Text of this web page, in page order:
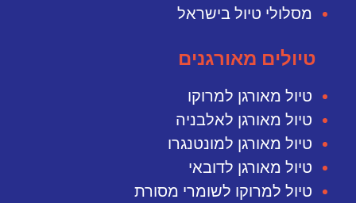
מסלולי טיול בישראל
טיולים מאורגנים
טיול מאורגן למרוקו
טיול מאורגן לאלבניה
טיול מאורגן למונטנגרו
טיול מאורגן לדובאי
טיול למרוקו לשומרי מסורת